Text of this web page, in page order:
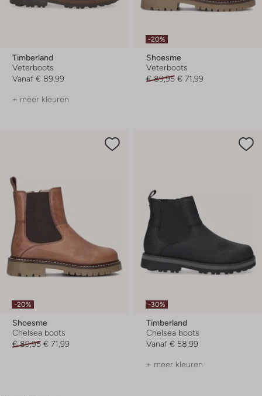
Timberland
Veterboots
Vanaf € 89,99
+ meer kleuren
-20%
Shoesme
Veterboots
€ 89,95 € 71,99
-20%
Shoesme
Chelsea boots
€ 89,95 € 71,99
-30%
Timberland
Chelsea boots
Vanaf € 58,99
+ meer kleuren